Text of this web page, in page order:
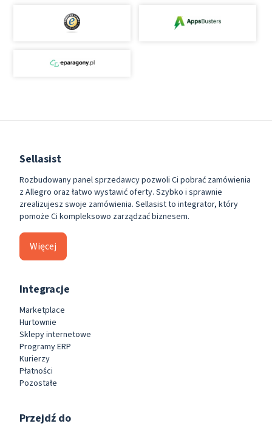
Sellasist
Rozbudowany panel sprzedawcy pozwoli Ci pobrać zamówienia
z Allegro oraz łatwo wystawić oferty. Szybko i sprawnie
zrealizujesz swoje zamówienia. Sellasist to integrator, który
pomoże Ci kompleksowo zarządzać biznesem.
Więcej
Integracje
Marketplace
Hurtownie
Sklepy internetowe
Programy ERP
Kurierzy
Płatności
Pozostałe
Przejdź do